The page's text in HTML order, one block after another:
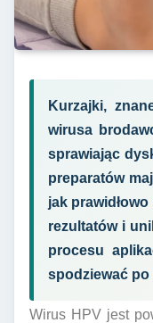
Kurzajki,
wirusa
sprawiając
preparatów
jak
rezultatów i
procesu
spodziewać
Wirus HPV jest